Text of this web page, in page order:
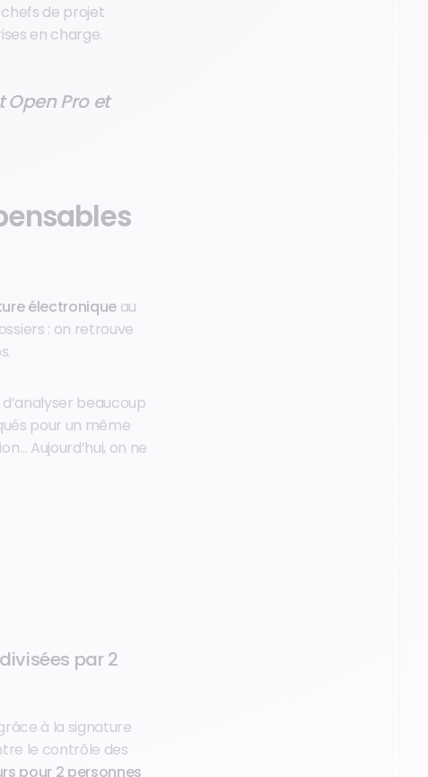
de projet
en charge.
Pro et
électronique au
: on retrouve
beaucoup
pour un même
Aujourd’hui, on ne
par 2
à la signature
le contrôle des
pour 2 personnes